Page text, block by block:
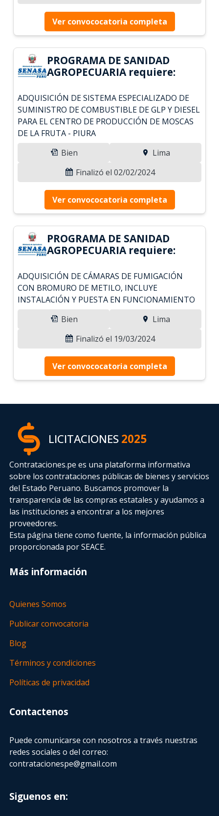
Ver convococatoria completa
PROGRAMA DE SANIDAD
AGROPECUARIA requiere:
ADQUISICIÓN DE SISTEMA ESPECIALIZADO DE
SUMINISTRO DE COMBUSTIBLE DE GLP Y DIESEL
PARA EL CENTRO DE PRODUCCIÓN DE MOSCAS
DE LA FRUTA - PIURA
Bien
Lima
Finalizó el 02/02/2024
Ver convococatoria completa
PROGRAMA DE SANIDAD
AGROPECUARIA requiere:
ADQUISICIÓN DE CÁMARAS DE FUMIGACIÓN
CON BROMURO DE METILO, INCLUYE
INSTALACIÓN Y PUESTA EN FUNCIONAMIENTO
Bien
Lima
Finalizó el 19/03/2024
Ver convococatoria completa
LICITACIONES2025
Contrataciones.pe es una plataforma informativa
sobre los contrataciones públicas de bienes y servicios
del Estado Peruano. Buscamos promover la
transparencia de las compras estatalesy ayudamos a
las instituciones a encontrar a los mejores
proveedores.
Esta página tiene como fuente, la información pública
proporcionada por SEACE.
Más información
Quienes Somos
Publicar convocatoria
Blog
Términos y condiciones
Políticas de privacidad
Contactenos
Puede comunicarse con nosotros a través nuestras
redes sociales o del correo:
contratacionespe@gmail.com
Siguenos en: